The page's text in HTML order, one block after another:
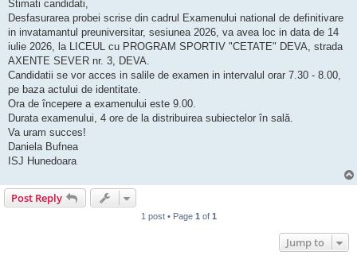
Stimati candidati,
Desfasurarea probei scrise din cadrul Examenului national de definitivare
in invatamantul preuniversitar, sesiunea 2026, va avea loc in data de 14
iulie 2026, la LICEUL cu PROGRAM SPORTIV "CETATE" DEVA, strada
AXENTE SEVER nr. 3, DEVA.
Candidatii se vor acces in salile de examen in intervalul orar 7.30 - 8.00,
pe baza actului de identitate.
Ora de începere a examenului este 9.00.
Durata examenului, 4 ore de la distribuirea subiectelor în sală.
Va uram succes!
Daniela Bufnea
ISJ Hunedoara
Post Reply
1 post • Page 1 of 1
Jump to